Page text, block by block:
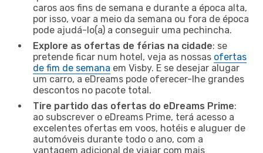
caros aos fins de semana e durante a época alta,
por isso, voar a meio da semana ou fora de época
pode ajudá-lo(a) a conseguir uma pechincha.
Explore as ofertas de férias na cidade: se
pretende ficar num hotel, veja as nossas ofertas
de fim de semana em Visby. E se desejar alugar
um carro, a eDreams pode oferecer-lhe grandes
descontos no pacote total.
Tire partido das ofertas do eDreams Prime:
ao subscrever o eDreams Prime, terá acesso a
excelentes ofertas em voos, hotéis e aluguer de
automóveis durante todo o ano, com a
vantagem adicional de viajar com mais